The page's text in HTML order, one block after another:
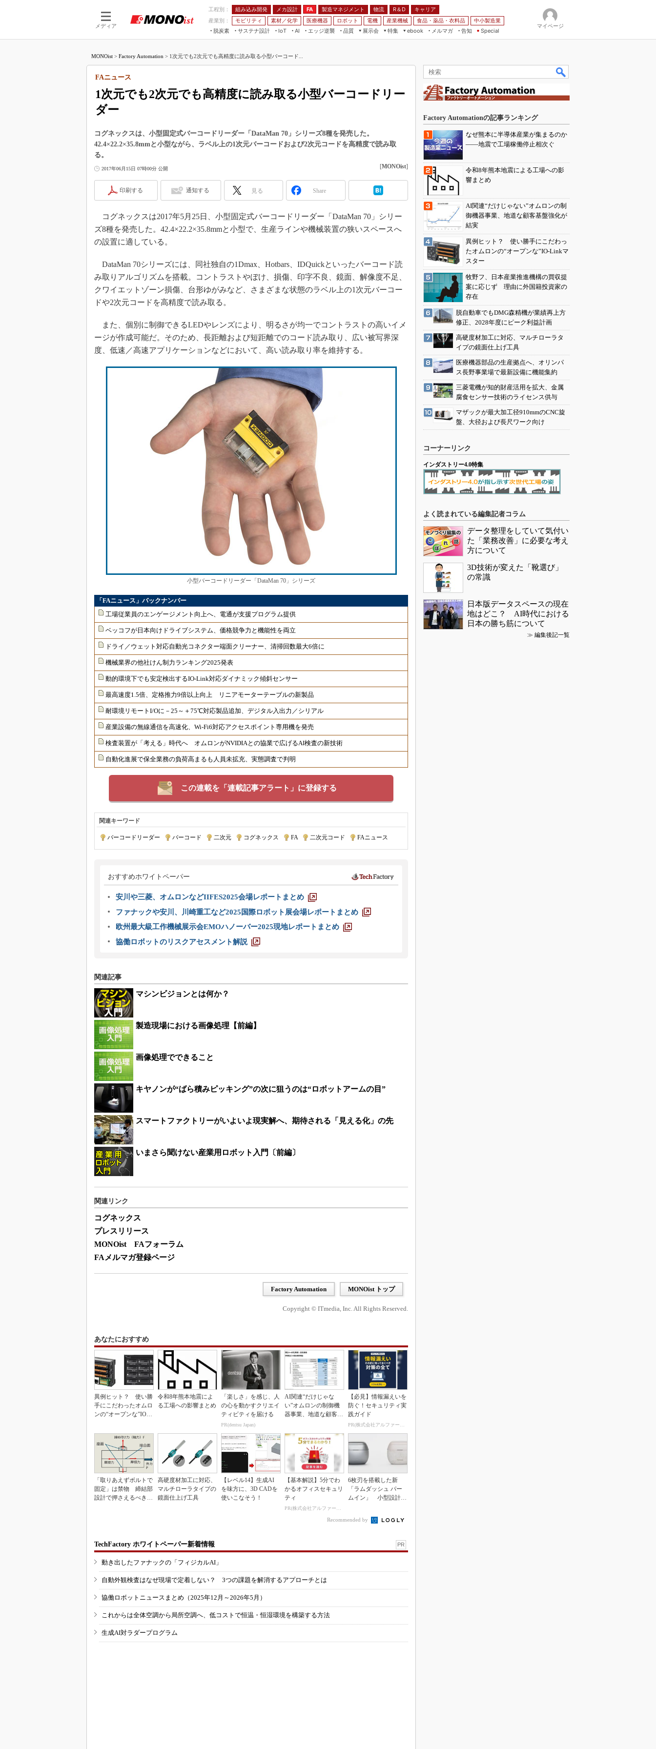
メディア
工程別： 組み込み開発 メカ設計 FA 製造マネジメント 物流 R＆D
キャリア
産業別：
モビリティ 素材／化学 医療機器 ロボット 電機 産業機械 食品・薬品・衣料品
中小製造業
脱炭素
サステナ設計
IoT
つながる工場
AI
AI×設備保全
エッジ逆襲 品質
展示会
JIMTOF
IIFES
TECHNO-FRONTIER
EdgeTech+
日本ものづくりワールド
AUTOMOTIVE WORLD
産業オープンネット展
特集
つながるクルマ
VR／AR
フィールドサービス
組み込み画像技術
組み込みモデリング
ISO26262
3Dプリンタ
インダストリー4.0
イノベーション
植物工場
知財マネジメント
グローバル設計・開発
制御セキュリティ
新型コロナへの対応
ebook
FA
メルマガ
告知 Special
マイページ
MONOist > Factory Automation > 1次元でも2次元でも高精度に読み取る小型バーコード...
1次元でも2次元でも高精度に読み取る小型バーコードリー
ダー
FAニュース
コグネックスは、小型固定式バーコードリーダー「DataMan 70」シリーズ8種を発売した。
42.4×22.2×35.8mmと小型ながら、ラベル上の1次元バーコードおよび2次元コードを高精度で読み取
る。
2017年06月15日 07時00分 公開 [MONOist]
印刷する 通知する 見る Share
コグネックスは2017年5月25日、小型固定式バーコードリーダー「DataMan 70」シリー
ズ8種を発売した。42.4×22.2×35.8mmと小型で、生産ラインや機械装置の狭いスペースへ
の設置に適している。
DataMan 70シリーズには、同社独自の1Dmax、Hotbars、IDQuickといったバーコード読
み取りアルゴリズムを搭載。コントラストやぼけ、損傷、印字不良、鏡面、解像度不足、
クワイエットゾーン損傷、台形ゆがみなど、さまざまな状態のラベル上の1次元バーコー
ドや2次元コードを高精度で読み取る。
また、個別に制御できるLEDやレンズにより、明るさが均一でコントラストの高いイメ
ージが作成可能だ。そのため、長距離および短距離でのコード読み取り、広い被写界深
度、低速／高速アプリケーションなどにおいて、高い読み取り率を維持する。
小型バーコードリーダー「DataMan 70」シリーズ
「FAニュース」バックナンバー
工場従業員のエンゲージメント向上へ、電通が支援プログラム提供
ベッコフが日本向けドライブシステム、価格競争力と機能性を両立
ドライ／ウェット対応自動光コネクター端面クリーナー、清掃回数最大6倍に
機械業界の他社けん制力ランキング2025発表
動的環境下でも安定検出するIO-Link対応ダイナミック傾斜センサー
最高速度1.5倍、定格推力9倍以上向上 リニアモーターテーブルの新製品
耐環境リモートI/Oに－25～＋75℃対応製品追加、デジタル入出力／シリアル
産業設備の無線通信を高速化、Wi-Fi6対応アクセスポイント専用機を発売
検査装置が「考える」時代へ オムロンがNVIDIAとの協業で広げるAI検査の新技術
自動化進展で保全業務の負荷高まるも人員未拡充、実態調査で判明
この連載を「連載記事アラート」に登録する
関連キーワード
バーコードリーダー バーコード 二次元 コグネックス FA| 二次元コード FAニュース
おすすめホワイトペーパー
安川や三菱、オムロンなどIIFES2025会場レポートまとめ
ファナックや安川、川崎重工など2025国際ロボット展会場レポートまとめ
欧州最大級工作機械展示会EMOハノーバー2025現地レポートまとめ
協働ロボットのリスクアセスメント解説
関連記事
マシンビジョンとは何か？
製造現場における画像処理【前編】
画像処理でできること
キヤノンが“ばら積みピッキング”の次に狙うのは“ロボットアームの目”
スマートファクトリーがいよいよ現実解へ、期待される「見える化」の先
いまさら聞けない産業用ロボット入門〔前編〕
関連リンク
コグネックス
プレスリリース
MONOist FAフォーラム
FAメルマガ登録ページ
Factory Automation MONOist トップ
Copyright © ITmedia, Inc. All Rights Reserved.
あなたにおすすめ
異例ヒット？ 使い勝
手にこだわったオムロ
ンの“オープンな”IO-L
令和8年熊本地震によ
る工場への影響まとめ
「楽しさ」を感じ、人
の心を動かすクリエイ
ティビティを届ける
PR(dentsu Japan)
AI関連“だけじゃな
い”オムロンの制御機
器事業、地道な顧客基
【必見】情報漏えいを
防ぐ！セキュリティ実
践ガイド
PR(株式会社アルファーテクノ)
「取りあえずボルトで
固定」は禁物 締結部
設計で押さえるべき基
高硬度材加工に対応、
マルチローラタイプの
鏡面仕上げ工具
【レベル14】生成AI
を味方に、3D CADを
使いこなそう！
【基本解説】5分でわ
かるオフィスセキュリ
ティ
PR(株式会社アルファーテクノ)
6枚刃を搭載した新
「ラムダッシュ パー
ムイン」 小型設計と
Recommended by
TechFactory ホワイトペーパー新着情報 PR
動き出したファナックの「フィジカルAI」
自動外観検査はなぜ現場で定着しない？ 3つの課題を解消するアプローチとは
協働ロボットニュースまとめ（2025年12月～2026年5月）
これからは全体空調から局所空調へ、低コストで恒温・恒湿環境を構築する方法
生成AI対ラダープログラム
Factory Automationの記事ランキング
なぜ熊本に半導体産業が集まるのか
――地震で工場稼働停止相次ぐ
令和8年熊本地震による工場への影
響まとめ
AI関連“だけじゃない”オムロンの制
御機器事業、地道な顧客基盤強化が
結実
異例ヒット？ 使い勝手にこだわっ
たオムロンの“オープンな”IO-Linkマ
スター
牧野フ、日本産業推進機構の買収提
案に応じず 理由に外国籍投資家の
存在
脱自動車でもDMG森精機が業績再上方
修正、2028年度にピーク利益計画
高硬度材加工に対応、マルチローラタ
イプの鏡面仕上げ工具
医療機器部品の生産拠点へ、オリンパ
ス長野事業場で最新設備に機能集約
三菱電機が知的財産活用を拡大、金属
腐食センサー技術のライセンス供与
マザックが最大加工径910mmのCNC旋
盤、大径および長尺ワーク向け
コーナーリンク
インダストリー4.0特集
よく読まれている編集記者コラム
データ整理をしていて気付い
た「業務改善」に必要な考え
方について
3D技術が変えた「靴選び」
の常識
日本版データスペースの現在
地はどこ？ AI時代における
日本の勝ち筋について
≫ 編集後記一覧